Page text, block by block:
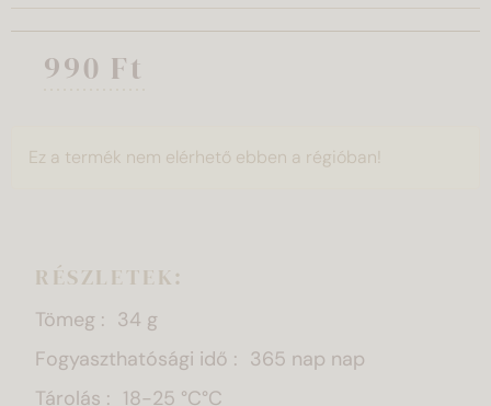
990 Ft
Ez a termék nem elérhető ebben a régióban!
RÉSZLETEK:
Tömeg
34 g
Fogyaszthatósági idő
365 nap nap
Tárolás
18-25 °C°C